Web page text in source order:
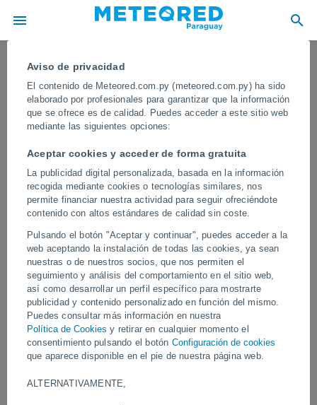
Aviso de privacidad
El contenido de Meteored.com.py (meteored.com.py) ha sido
elaborado por profesionales para garantizar que la información
que se ofrece es de calidad. Puedes acceder a este sitio web
mediante las siguientes opciones:
Aceptar cookies y acceder de forma gratuita
La publicidad digital personalizada, basada en la información
recogida mediante cookies o tecnologías similares, nos
permite financiar nuestra actividad para seguir ofreciéndote
contenido con altos estándares de calidad sin coste.
Pulsando el botón "Aceptar y continuar", puedes acceder a la
web aceptando la instalación de todas las cookies, ya sean
nuestras o de nuestros socios, que nos permiten el
seguimiento y análisis del comportamiento en el sitio web,
así como desarrollar un perfil específico para mostrarte
publicidad y contenido personalizado en función del mismo.
Puedes consultar más información en nuestra
Política de Cookies y retirar en cualquier momento el
consentimiento pulsando el botón Configuración de cookies
que aparece disponible en el pie de nuestra página web.
ALTERNATIVAMENTE,
Un extraño remolino aparece en las
costas de Puerto Escondido, México
Un vórtice hidrodinámico fue registrado en pleno temporal frente a
la Bahía Principal de Puerto Escondido, Oaxaca, sorprendiendo a
visitantes y surfistas.
Vídeos